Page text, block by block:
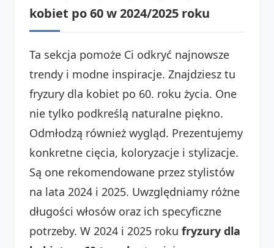
kobiet po 60 w 2024/2025 roku
Ta sekcja pomoże Ci odkryć najnowsze
trendy i modne inspiracje. Znajdziesz tu
fryzury dla kobiet po 60. roku życia. One
nie tylko podkreślą naturalne piękno.
Odmłodzą również wygląd. Prezentujemy
konkretne cięcia, koloryzacje i stylizacje.
Są one rekomendowane przez stylistów
na lata 2024 i 2025. Uwzględniamy różne
długości włosów oraz ich specyficzne
potrzeby. W 2024 i 2025 roku fryzury dla